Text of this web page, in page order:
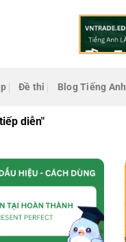
Đề thi Blog Tiếng Anh
diễn"